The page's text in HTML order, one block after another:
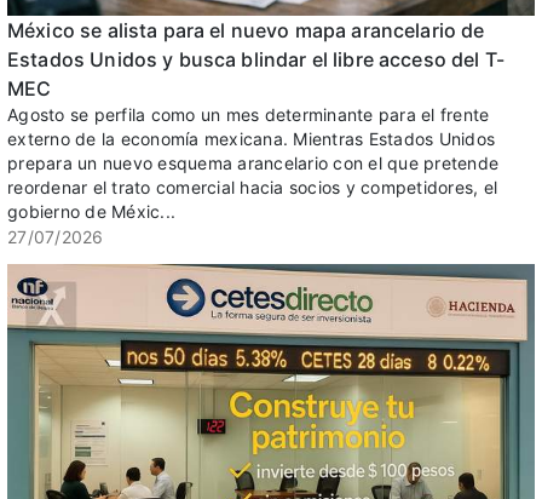
México se alista para el nuevo mapa arancelario de
Estados Unidos y busca blindar el libre acceso del T-
MEC
Agosto se perfila como un mes determinante para el frente
externo de la economía mexicana. Mientras Estados Unidos
prepara un nuevo esquema arancelario con el que pretende
reordenar el trato comercial hacia socios y competidores, el
gobierno de Méxic...
27/07/2026